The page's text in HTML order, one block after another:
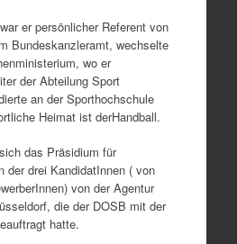
er persönlicher Referent von
Bundeskanzleramt, wechselte
wo er
der Abteilung Sport
an der Sporthochschule
Heimat ist derHandball.
das Präsidium für
der drei KandidatInnen ( von
von der Agentur
die der DOSB mit der
hatte.